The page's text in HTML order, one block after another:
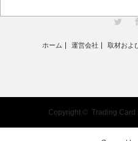
ホーム 運営会社 取材およ
Copyright © Trading Card